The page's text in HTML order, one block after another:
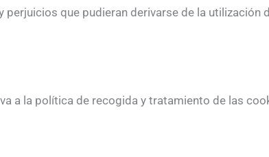
perjuicios que pudieran derivarse de la
a la política de recogida y tratamiento de las